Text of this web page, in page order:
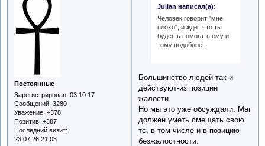
Постоянные
Зарегистрирован: 03.10.17
Сообщений: 3280
Уважение: +378
Позитив: +387
Последний визит:
23.07.26 21:03
Julian написал(а):
Человек говорит "мне
плохо", и ждет что ты
будешь помогать ему и
тому подобное..
Большинство людей так и
действуют-из позиции
жалости.
Но мы это уже обсуждали. Маг
должен уметь смещать свою
тс, в том числе и в позицию
безжалостности.